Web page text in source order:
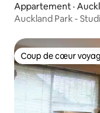
Appartement ·
Auckland Park -
Coup de cœur
Coup de cœur